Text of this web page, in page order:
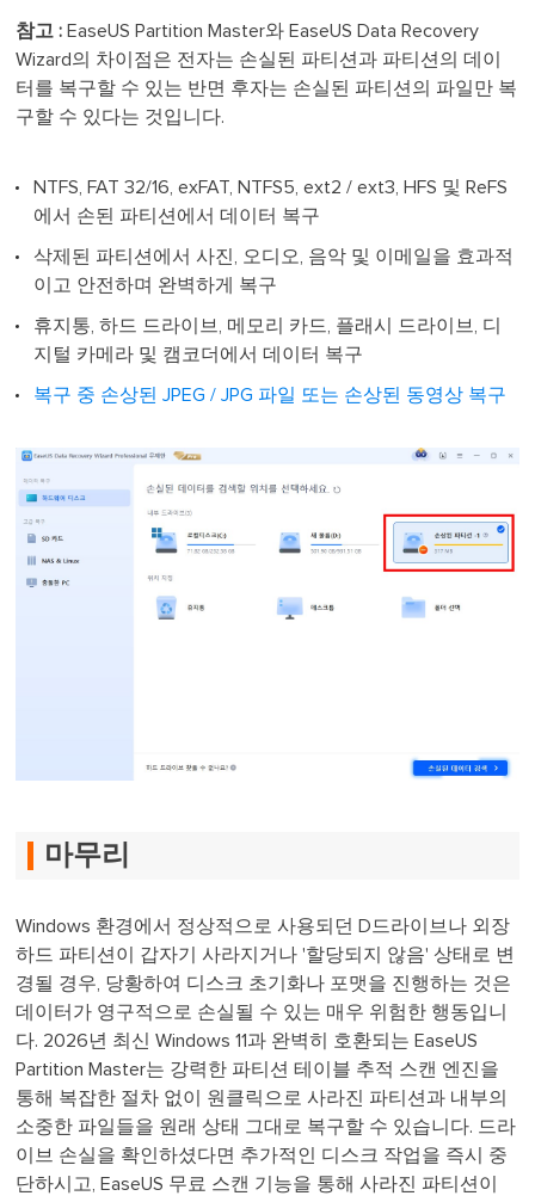
참고 : EaseUS Partition Master와 EaseUS Data Recovery
Wizard의 차이점은 전자는 손실된 파티션과 파티션의 데이
터를 복구할 수 있는 반면 후자는 손실된 파티션의 파일만 복
구할 수 있다는 것입니다.
NTFS, FAT 32/16, exFAT, NTFS5, ext2 / ext3, HFS 및 ReFS
에서 손된 파티션에서 데이터 복구
삭제된 파티션에서 사진, 오디오, 음악 및 이메일을 효과적
이고 안전하며 완벽하게 복구
휴지통, 하드 드라이브, 메모리 카드, 플래시 드라이브, 디
지털 카메라 및 캠코더에서 데이터 복구
복구 중 손상된 JPEG / JPG 파일 또는 손상된 동영상 복구
마무리
Windows 환경에서 정상적으로 사용되던 D드라이브나 외장
하드 파티션이 갑자기 사라지거나 '할당되지 않음' 상태로 변
경될 경우, 당황하여 디스크 초기화나 포맷을 진행하는 것은
데이터가 영구적으로 손실될 수 있는 매우 위험한 행동입니
다. 2026년 최신 Windows 11과 완벽히 호환되는 EaseUS
Partition Master는 강력한 파티션 테이블 추적 스캔 엔진을
통해 복잡한 절차 없이 원클릭으로 사라진 파티션과 내부의
소중한 파일들을 원래 상태 그대로 복구할 수 있습니다. 드라
이브 손실을 확인하셨다면 추가적인 디스크 작업을 즉시 중
단하시고, EaseUS 무료 스캔 기능을 통해 사라진 파티션이